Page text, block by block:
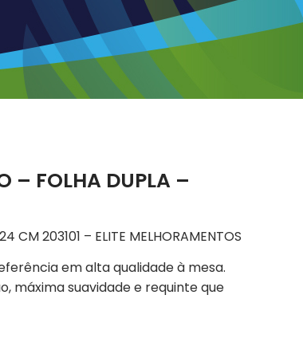
– FOLHA DUPLA –
CM 203101 – ELITE MELHORAMENTOS
em alta qualidade à mesa.
máxima suavidade e requinte que